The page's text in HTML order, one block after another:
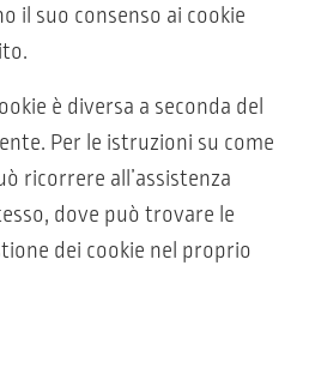
il suo consenso ai cookie
è diversa a seconda del
Per le istruzioni su come
ricorrere all’assistenza
dove può trovare le
dei cookie nel proprio